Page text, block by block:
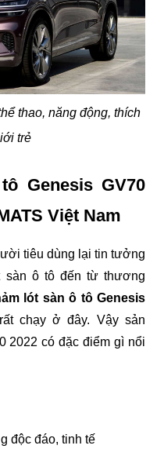
thao, năng động, thích
trẻ
Genesis GV70
Việt Nam
tiêu dùng lại tin tưởng
sàn ô tô đến từ thương
lót sàn ô tô Genesis
chạy ở đây. Vậy sản
2022 có đặc điểm gì nổi
độc đáo, tinh tế